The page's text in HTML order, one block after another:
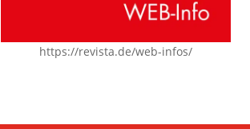
https://revista.de/web-infos/